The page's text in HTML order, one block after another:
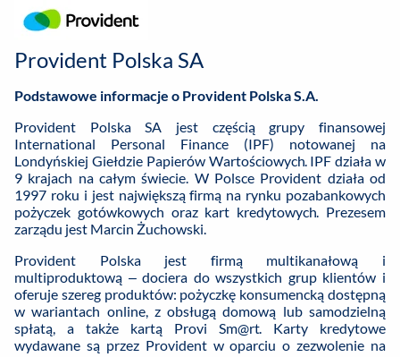
Provident Polska SA
Podstawowe informacje o Provident Polska S.A.
Provident Polska SA jest częścią grupy finansowej
International Personal Finance (IPF) notowanej na
Londyńskiej Giełdzie Papierów Wartościowych. IPF działa w
9 krajach na całym świecie. W Polsce Provident działa od
1997 roku i jest największą firmą na rynku pozabankowych
pożyczek gotówkowych oraz kart kredytowych. Prezesem
zarządu jest Marcin Żuchowski.
Provident Polska jest firmą multikanałową i
multiproduktową – dociera do wszystkich grup klientów i
oferuje szereg produktów: pożyczkę konsumencką dostępną
w wariantach online, z obsługą domową lub samodzielną
spłatą, a także kartą Provi Sm@rt. Karty kredytowe
wydawane są przez Provident w oparciu o zezwolenie na